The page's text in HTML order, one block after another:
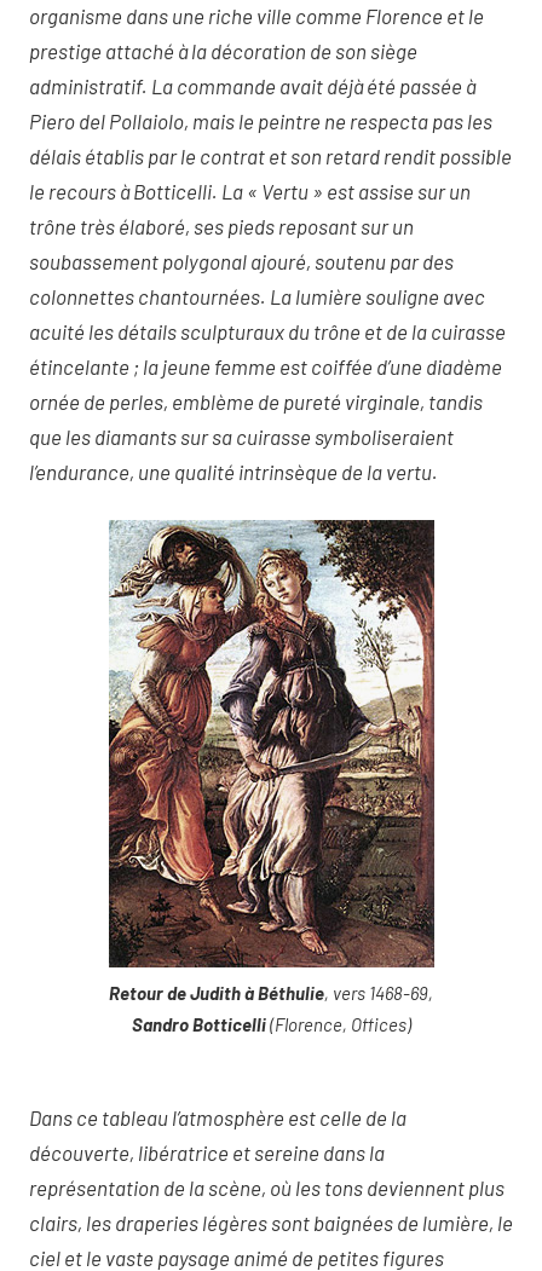
organisme dans une riche ville comme Florence et le
prestige attaché à la décoration de son siège
administratif. La commande avait déjà été passée à
Piero del Pollaiolo, mais le peintre ne respecta pas les
délais établis par le contrat et son retard rendit possible
le recours à Botticelli. La « Vertu » est assise sur un
trône très élaboré, ses pieds reposant sur un
soubassement polygonal ajouré, soutenu par des
colonnettes chantournées. La lumière souligne avec
acuité les détails sculpturaux du trône et de la cuirasse
étincelante ; la jeune femme est coiffée d’une diadème
ornée de perles, emblème de pureté virginale, tandis
que les diamants sur sa cuirasse symboliseraient
l’endurance, une qualité intrinsèque de la vertu.
Retour de Judith à Béthulie, vers 1468-69,
Sandro Botticelli(Florence, Offices)
Dans ce tableau l’atmosphère est celle de la
découverte, libératrice et sereine dans la
représentation de la scène, où les tons deviennent plus
clairs, les draperies légères sont baignées de lumière, le
ciel et le vaste paysage animé de petites figures